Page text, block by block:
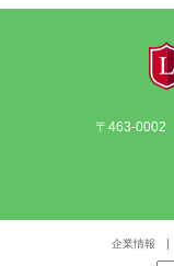
〒463-0002
企業情報